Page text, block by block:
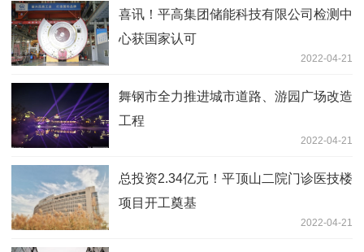
喜讯！平高集团储能科技有限公司检测中
心获国家认可
2022-04-21
舞钢市全力推进城市道路、游园广场改造
工程
2022-04-21
总投资2.34亿元！平顶山二院门诊医技楼
项目开工奠基
2022-04-21